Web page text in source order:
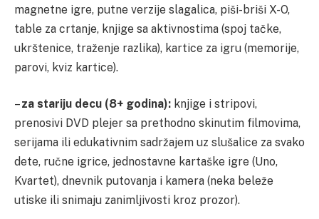
magnetne igre, putne verzije slagalica, piši-briši X-O,
table za crtanje, knjige sa aktivnostima (spoj tačke,
ukrštenice, traženje razlika), kartice za igru (memorije,
parovi, kviz kartice).
–za stariju decu (8+ godina): knjige i stripovi,
prenosivi DVD plejer sa prethodno skinutim filmovima,
serijama ili edukativnim sadržajem uz slušalice za svako
dete, ručne igrice, jednostavne kartaške igre (Uno,
Kvartet), dnevnik putovanja i kamera (neka beleže
utiske ili snimaju zanimljivosti kroz prozor).